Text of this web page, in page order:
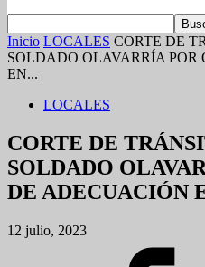
Inicio LOCALES CORTE DE
SOLDADO OLAVARRÍA POR
EN...
LOCALES
CORTE DE
SOLDADO
DE ADECUACIÓN
12 julio, 2023